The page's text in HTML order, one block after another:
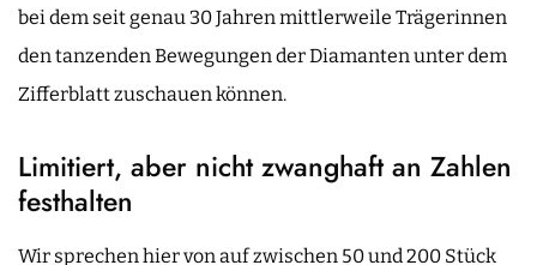
bei dem seit genau 30 Jahren mittlerweile Trägerinnen
den tanzenden Bewegungen der Diamanten unter dem
Zifferblatt zuschauen können.
Limitiert, aber nicht zwanghaft an Zahlen
festhalten
Wir sprechen hier von auf zwischen 50 und 200 Stück